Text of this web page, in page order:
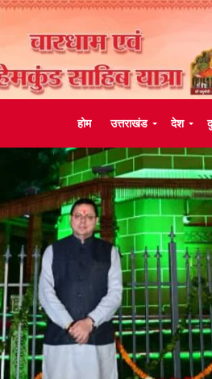
होम उत्तराखंड देश